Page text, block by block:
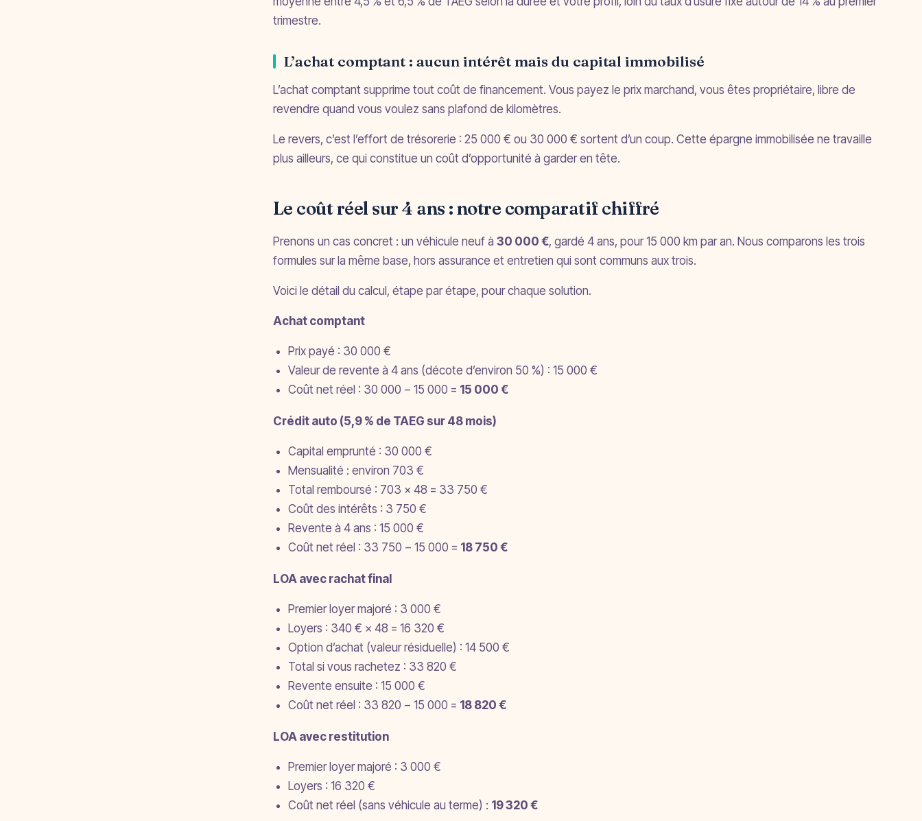
trimestre.
L’achat comptant : aucun intérêt mais du capital immobilisé
L’achat comptant supprime tout coût de financement. Vous payez le prix marchand, vous êtes propriétaire, libre de
revendre quand vous voulez sans plafond de kilomètres.
Le revers, c’est l’effort de trésorerie : 25 000 € ou 30 000 € sortent d’un coup. Cette épargne immobilisée ne travaille
plus ailleurs, ce qui constitue un coût d’opportunité à garder en tête.
Le coût réel sur 4 ans : notre comparatif chiffré
Prenons un cas concret : un véhicule neuf à 30 000 €, gardé 4 ans, pour 15 000 km par an. Nous comparons les trois
formules sur la même base, hors assurance et entretien qui sont communs aux trois.
Voici le détail du calcul, étape par étape, pour chaque solution.
Achat comptant
Prix payé : 30 000 €
Valeur de revente à 4 ans (décote d’environ 50 %) : 15 000 €
Coût net réel : 30 000 − 15 000 = 15 000 €
Crédit auto (5,9 % de TAEG sur 48 mois)
Capital emprunté : 30 000 €
Mensualité : environ 703 €
Total remboursé : 703 × 48 = 33 750 €
Coût des intérêts : 3 750 €
Revente à 4 ans : 15 000 €
Coût net réel : 33 750 − 15 000 = 18 750 €
LOA avec rachat final
Premier loyer majoré : 3 000 €
Loyers : 340 € × 48 = 16 320 €
Option d’achat (valeur résiduelle) : 14 500 €
Total si vous rachetez : 33 820 €
Revente ensuite : 15 000 €
Coût net réel : 33 820 − 15 000 = 18 820 €
LOA avec restitution
Premier loyer majoré : 3 000 €
Loyers : 16 320 €
Coût net réel (sans véhicule au terme) : 19 320 €